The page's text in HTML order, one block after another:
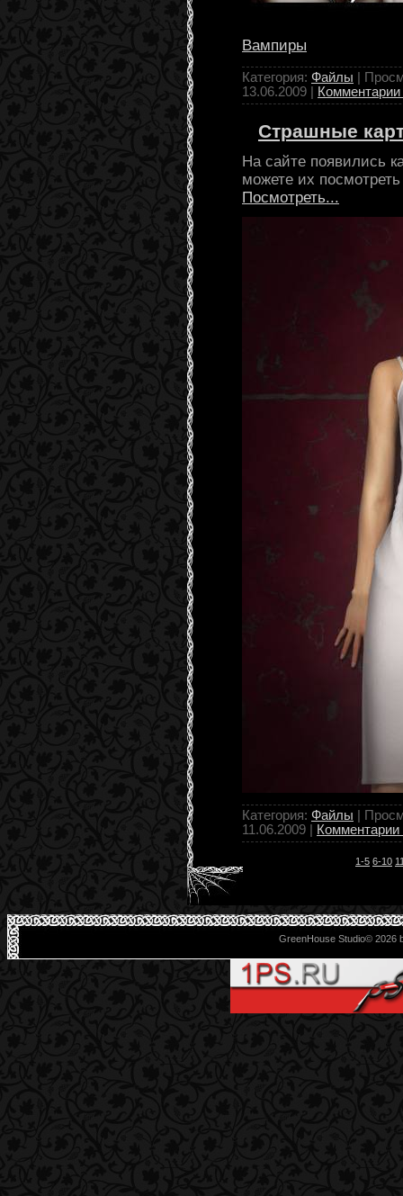
Вампиры
Категория: Файлы |
13.06.2009
Комментарии
Страшные
На сайте появились
можете их
Посмотреть...
Категория: Файлы |
11.06.2009
Комментарии
1-5 6-10
GreenHouse Studio© 2026